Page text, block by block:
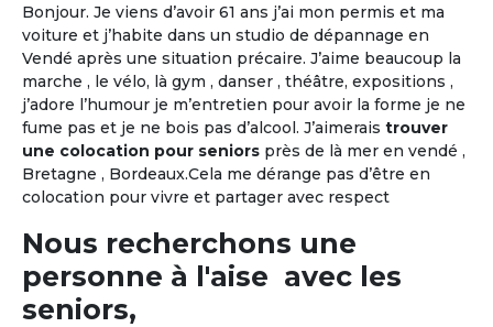
Bonjour. Je viens d’avoir 61 ans j’ai mon permis et ma
voiture et j’habite dans un studio de dépannage en
Vendé après une situation précaire. J’aime beaucoup la
marche , le vélo, là gym , danser , théâtre, expositions ,
j’adore l’humour je m’entretien pour avoir la forme je ne
fume pas et je ne bois pas d’alcool. J’aimerais trouver
une colocation pour seniors près de là mer en vendé ,
Bretagne , Bordeaux.Cela me dérange pas d’être en
colocation pour vivre et partager avec respect
Nous recherchons une
personne à l'aise avec les
seniors,